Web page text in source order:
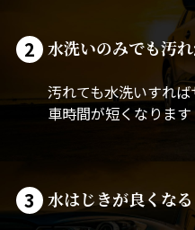
2 水洗いのみでも汚
汚れても水洗いすれ
車時間が短くなりま
3 水はじきが良くなる